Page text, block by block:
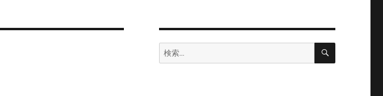
検
索:
検